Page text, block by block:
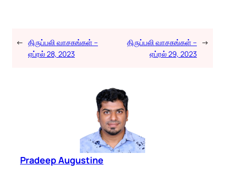
← திருப்பலி வாசகங்கள் –
ஏப்ரல் 28, 2023
திருப்பலி வாசகங்கள் –
ஏப்ரல் 29, 2023
→
Pradeep Augustine